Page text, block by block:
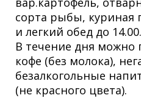
сорта рыбы, куриная
и легкий обед до 14.00.
В течение дня можно
кофе (без молока),
безалкогольные
(не красного цвета).